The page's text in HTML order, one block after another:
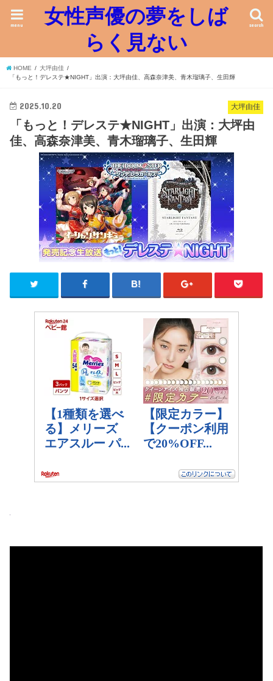
女性声優の夢をしば
らく見ない
search
menu
HOME
大坪由佳
「もっと！デレステ★NIGHT」出演：大坪由佳、高森奈津美、青木瑠璃子、生田輝
大坪由佳
2025.10.20
「もっと！デレステ★NIGHT」出演：大坪由
佳、高森奈津美、青木瑠璃子、生田輝